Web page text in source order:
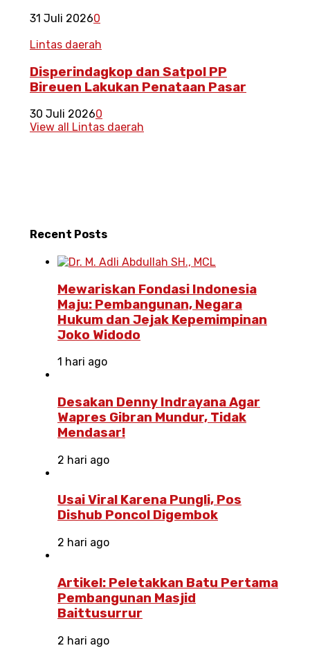
31 Juli 20260
Lintas daerah
Disperindagkop dan Satpol PP
Bireuen Lakukan Penataan Pasar
30 Juli 20260
View all Lintas daerah
Recent Posts
Mewariskan Fondasi Indonesia
Maju: Pembangunan, Negara
Hukum dan Jejak Kepemimpinan
Joko Widodo
1 hari ago
Desakan Denny Indrayana Agar
Wapres Gibran Mundur, Tidak
Mendasar!
2 hari ago
Usai Viral Karena Pungli, Pos
Dishub Poncol Digembok
2 hari ago
Artikel: Peletakkan Batu Pertama
Pembangunan Masjid
Baittusurrur
2 hari ago